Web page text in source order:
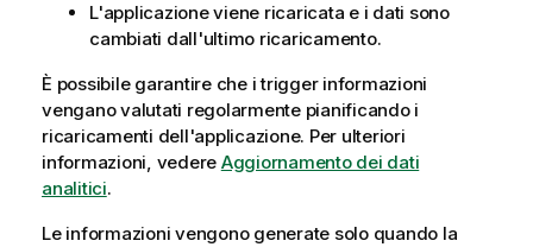
L'applicazione viene ricaricata e i dati sono
cambiati dall'ultimo ricaricamento.
È possibile garantire che i trigger informazioni
vengano valutati regolarmente pianificando i
ricaricamenti dell'applicazione. Per ulteriori
informazioni, vedere Aggiornamento dei dati
analitici.
Le informazioni vengono generate solo quando la